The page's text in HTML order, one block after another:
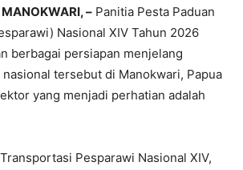
– Panitia Pesta Paduan
Nasional XIV Tahun 2026
berbagai persiapan menjelang
nasional tersebut di Manokwari, Papua
yang menjadi perhatian adalah
Pesparawi Nasional XIV,